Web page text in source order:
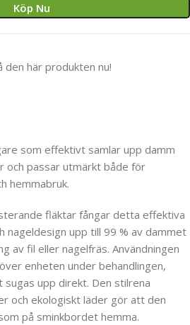
Köp Nu
den här produkten nu!
som effektivt samlar upp damm
och passar utmärkt både för
hemmabruk.
fläktar fångar detta effektiva
nageldesign upp till 99 % av dammet
av fil eller nagelfräs. Användningen
enheten under behandlingen,
upp direkt. Den stilrena
och ekologiskt läder gör att den
på sminkbordet hemma.